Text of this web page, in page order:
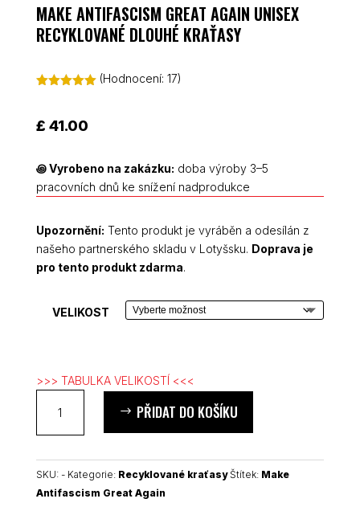
MAKE ANTIFASCISM GREAT AGAIN UNISEX
RECYKLOVANÉ DLOUHÉ KRAŤASY
základě
hodnocení
(Hodnocení:17)
£ 41.00
꩜Vyrobeno na zakázku: doba výroby 3–5
pracovních dnů ke snížení nadprodukce
Upozornění: Tento produkt je vyráběn a odesílán z
našeho partnerského skladu v Lotyšsku. Doprava je
pro tento produkt zdarma.
VELIKOST
>>> TABULKA VELIKOSTÍ <<<
Antifascism
Great
unisex
recyklované
PŘIDAT DO KOŠÍKU
SKU: - Kategorie: Recyklované kraťasy Štítek: Make
Antifascism Great Again